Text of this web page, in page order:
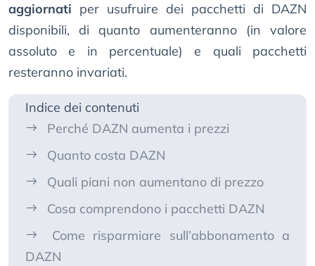
aggiornati per usufruire dei pacchetti di DAZN
disponibili, di quanto aumenteranno (in valore
assoluto e in percentuale) e quali pacchetti
resteranno invariati.
Indice dei contenuti
Perché DAZN aumenta i prezzi
Quanto costa DAZN
Quali piani non aumentano di prezzo
Cosa comprendono i pacchetti DAZN
Come risparmiare sull’abbonamento a
DAZN